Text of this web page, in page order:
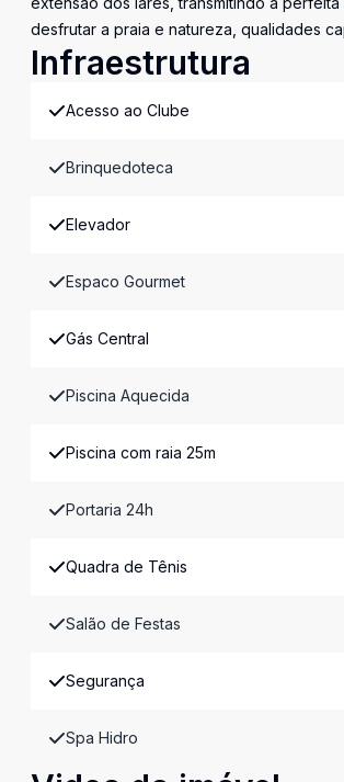
desfrutar a praia e natureza, qualidades
Infraestrutura
Acesso ao Clube
Brinquedoteca
Elevador
Espaco Gourmet
Gás Central
Piscina Aquecida
Piscina com raia 25m
Portaria 24h
Quadra de Tênis
Salão de Festas
Segurança
Spa Hidro